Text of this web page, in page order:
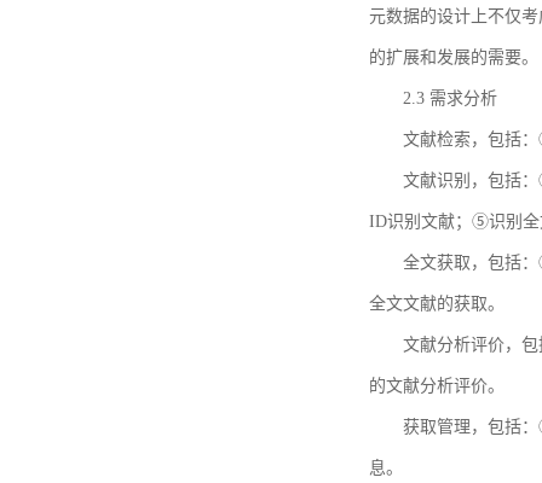
元数据的设计上不仅
的扩展和发展的需要。
2.3 需求分析
文献检索，包括
文献识别，包括
ID识别文献；⑤识别全
全文获取，包括
全文文献的获取。
文献分析评价，
的文献分析评价。
获取管理，包括
息。